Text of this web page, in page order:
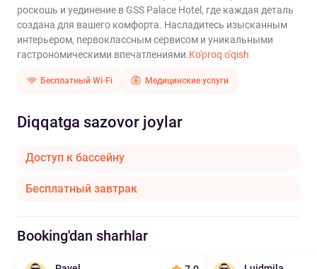
роскошь и уединение в GSS Palace Hotel, где каждая деталь
создана для вашего комфорта. Насладитесь изысканным
интерьером, первоклассным сервисом и уникальными
гастрономическими впечатлениями.Ko'proq o'qish
Бесплатный Wi-Fi Медицинские услуги
Diqqatga sazovor joylar
Доступ к бассейну
Бесплатный завтрак
Booking'dan sharhlar